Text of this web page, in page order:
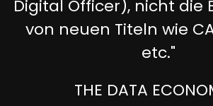
Digital Officer), nicht die
von neuen Titeln wie
etc."
THE DATA